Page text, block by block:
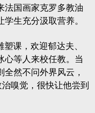
法国画家克罗多教油
生充分汲取营养。
课，欢迎郁达夫、
心等人来校任教。当
然不问外界风云，
嗅觉，很快让他尝到